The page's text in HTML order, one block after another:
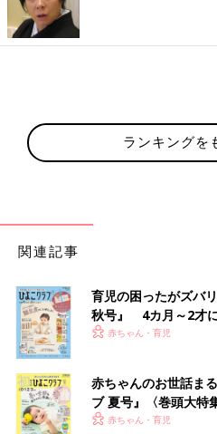
出典：Instagramアカウント「
おはなちゃんさんは、Sorayu（ソ
は、取り外しができるんだそう。
敵ですよね♪
飾がかわいいレインシューズ
ランキングを
関連記事
育児の困ったがズバ
秋号』 4カ月～2才
いっぱい！
赤ちゃん・育児
赤ちゃんのお世話ま
ブ 夏号』〈巻頭大特
く！ おっぱい・ミル
赤ちゃん・育児